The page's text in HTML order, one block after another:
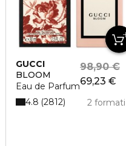
GUCCI
BLOOM
Eau de Parfum69,23 €
98,90 €
2 formati
4.8 2812